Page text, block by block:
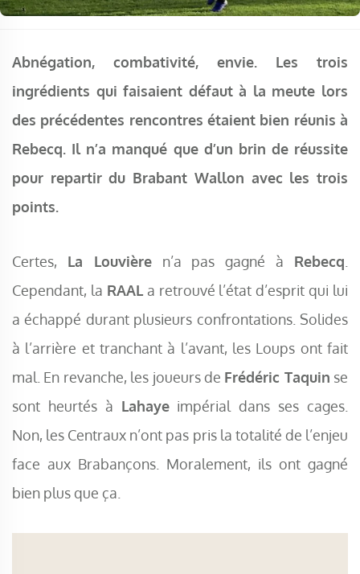
Abnégation, combativité, envie. Les trois
ingrédients qui faisaient défaut à la meute lors
des précédentes rencontres étaient bien réunis à
Rebecq. Il n’a manqué que d’un brin de réussite
pour repartir du Brabant Wallon avec les trois
points.
Certes, La Louvièren’a pas gagné à Rebecq
Cependant, la RAALa retrouvé l’état d’esprit qui lui
a échappé durant plusieurs confrontations. Solides
à l’arrière et tranchant à l’avant, les Loups ont fait
mal. En revanche, les joueurs de Frédéric Taquin se
sont heurtés à Lahayeimpérial dans ses cages.
Non, les Centraux n’ont pas pris la totalité de l’enjeu
face aux Brabançons. Moralement, ils ont gagné
bien plus que ça.